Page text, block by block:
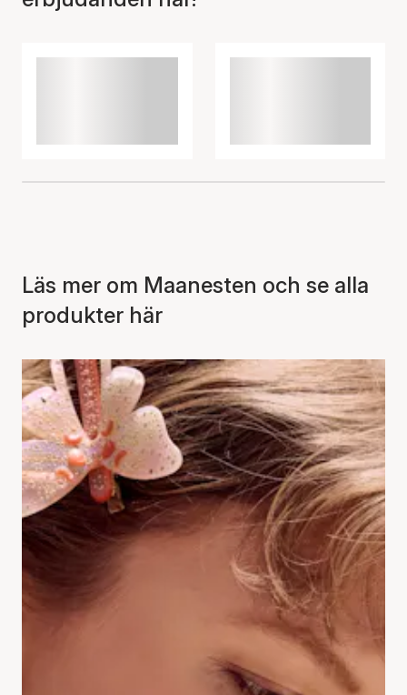
Läs mer om Maanesten och se alla
produkter här